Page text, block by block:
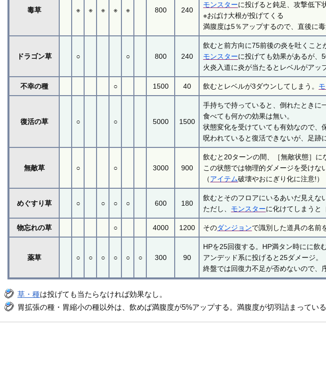
毒草 ※ ※ ※ ※ ※ 800 240
モンスターに投げると鈍足、攻撃低下
※おばけ大根が投げてくる
満腹度は5％アップするので、直後に
ドラゴン草 ○ ○ 800 240
飲むと前方向に75前後の炎を吐くこと
モンスターに投げても効果があるが、
火炎入道に炎が当たるとレベルがアッ
不幸の種 ○ 1500 40 飲むとレベルが3ダウンしてしまう。
復活の草 ○ ○ 5000 1500
手持ちで持っていると、倒れたときに
食べても何かの効果は無い。
状態変化を受けていても有効なので、
呪われていると復活できないが、足跡
無敵草 ○ ○ 3000 900
飲むと20ターンの間、［無敵状態］に
この状態では物理的ダメージを受けな
（アイテム破壊やおにぎり化に注意!）
めぐすり草 ○ ○ ○ ○ 600 180
飲むとそのフロアにいるあいだ見えな
ただし、 モンスターに化けてしまうと
物忘れの草 ○ 4000 1200 そのダンジョンで識別した道具の名前
薬草 ○ ○ ○ ○ ○ ○ 300 90
HPを25回復する。HP満タン時にに飲
アンデッド系に投げると25ダメージ。
終盤では回復力不足が否めないので、
草・種は投げても当たらなければ効果なし。
胃拡張の種・胃縮小の種以外は、飲めば満腹度が5%アップする。満腹度が切羽詰まってい